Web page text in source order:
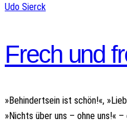
Udo Sierck
Frech und
»Behindertsein ist schön!«,
»Nichts über uns – ohne uns!«